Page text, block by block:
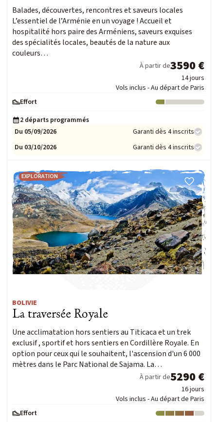
Balades, découvertes, rencontres et saveurs locales
L’essentiel de l’Arménie en un voyage ! Accueil et
hospitalité hors paire des Arméniens, saveurs exquises
des spécialités locales, beautés de la nature aux
couleurs…
À partir de3590 €
14 jours
Vols inclus - Au départ de Paris
Effort
Niveau : 1
2 départs programmés
Du 05/09/2026
Garanti dès 4 inscrits
Du 03/10/2026
Garanti dès 4 inscrits
EXPLORATION
BOLIVIE
La traversée Royale
Une acclimatation hors sentiers au Titicaca et un trek
exclusif , sportif et hors sentiers en Cordillère Royale. En
option pour ceux qui le souhaitent, l'ascension d'un 6 000
mètres dans le Parc National de Sajama. La…
À partir de5290 €
16 jours
Vols inclus - Au départ de Paris
Effort
Niveau : 4